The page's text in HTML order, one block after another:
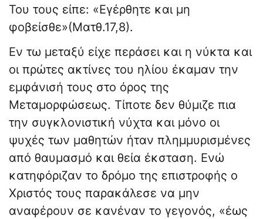
Του τους είπε: «Εγέρθητε και μη
φοβείσθε»(Ματθ.17,8).
Εν τω μεταξύ είχε περάσει και η νύκτα και
οι πρώτες ακτίνες του ηλίου έκαμαν την
εμφάνισή τους στο όρος της
Μεταμορφώσεως. Τίποτε δεν θύμιζε πια
την συγκλονιστική νύχτα και μόνο οι
ψυχές των μαθητών ήταν πλημμυρισμένες
από θαυμασμό και θεία έκσταση. Ενώ
κατηφόριζαν το δρόμο της επιστροφής ο
Χριστός τους παρακάλεσε να μην
αναφέρουν σε κανέναν το γεγονός, «έως